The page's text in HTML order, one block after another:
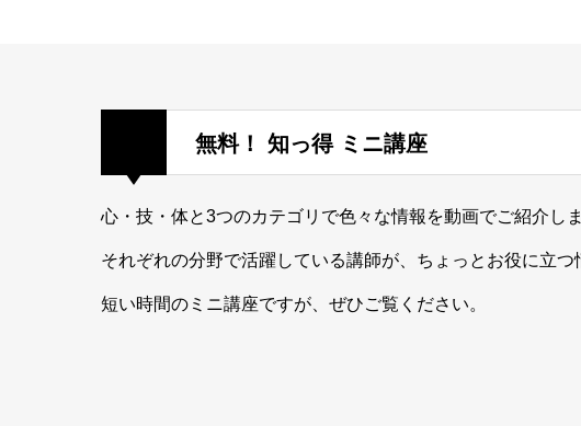
無料！ 知っ得 ミニ講座
心・技・体と3つのカテゴリで色々な情報を動画でご紹介しま
それぞれの分野で活躍している講師が、ちょっとお役に立つ
短い時間のミニ講座ですが、ぜひご覧ください。